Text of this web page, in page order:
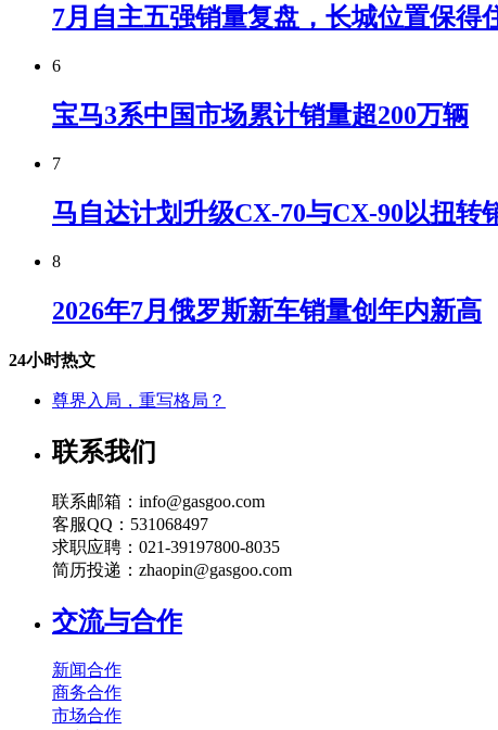
7月自主五强销量复盘，长城位置保得
6
宝马3系中国市场累计销量超200万辆
7
马自达计划升级CX-70与CX-90以扭转
8
2026年7月俄罗斯新车销量创年内新高
24小时热文
尊界入局，重写格局？
联系我们
联系邮箱：info@gasgoo.com
客服QQ：531068497
求职应聘：021-39197800-8035
简历投递：zhaopin@gasgoo.com
交流与合作
新闻合作
商务合作
市场合作